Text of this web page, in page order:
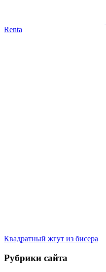
Renta
Квадратный жгут из бисера
Рубрики сайта